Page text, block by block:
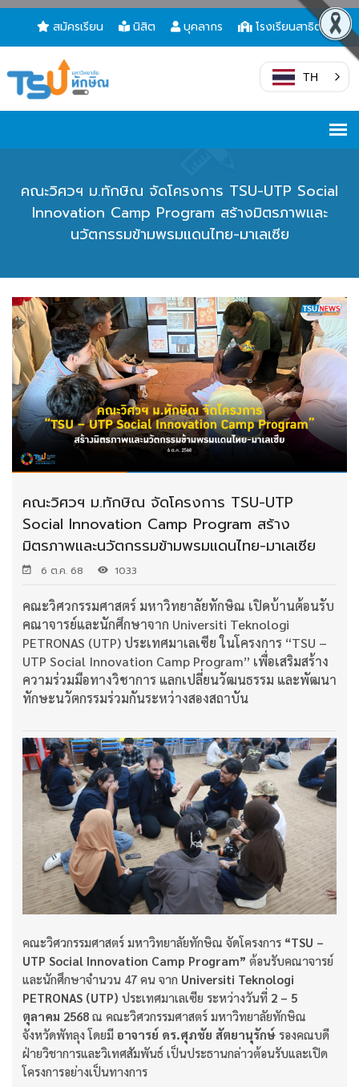
สมัครเรียน นิสิต บุคลากร โรงเรียนสาธิต
TH
คณะวิศวฯ ม.ทักษิณ จัดโครงการ TSU-UTP Social
Innovation Camp Program สร้างมิตรภาพและ
นวัตกรรมข้ามพรมแดนไทย-มาเลเซีย
คณะวิศวฯ ม.ทักษิณ จัดโครงการ TSU-UTP
Social Innovation Camp Program สร้าง
มิตรภาพและนวัตกรรมข้ามพรมแดนไทย-มาเลเซีย
6 ต.ค. 68 1033
คณะวิศวกรรมศาสตร์ มหาวิทยาลัยทักษิณ เปิดบ้านต้อนรับ
คณาจารย์และนักศึกษาจาก Universiti Teknologi
PETRONAS (UTP) ประเทศมาเลเซีย ในโครงการ “TSU –
UTP Social Innovation Camp Program” เพื่อเสริมสร้าง
ความร่วมมือทางวิชาการ แลกเปลี่ยนวัฒนธรรม และพัฒนา
ทักษะนวัตกรรมร่วมกันระหว่างสองสถาบัน
คณะวิศวกรรมศาสตร์ มหาวิทยาลัยทักษิณ จัดโครงการ “TSU –
UTP Social Innovation Camp Program” ต้อนรับคณาจารย์
และนักศึกษาจำนวน 47 คน จาก Universiti Teknologi
PETRONAS (UTP) ประเทศมาเลเซีย ระหว่างวันที่ 2 – 5
ตุลาคม 2568 ณ คณะวิศวกรรมศาสตร์ มหาวิทยาลัยทักษิณ
จังหวัดพัทลุง โดยมี อาจารย์ ดร.ศุภชัย สัตยานุรักษ์ รองคณบดี
ฝ่ายวิชาการและวิเทศสัมพันธ์ เป็นประธานกล่าวต้อนรับและเปิด
โครงการอย่างเป็นทางการ